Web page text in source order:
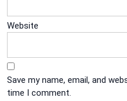
Website
Save my name, email, and
time I comment.